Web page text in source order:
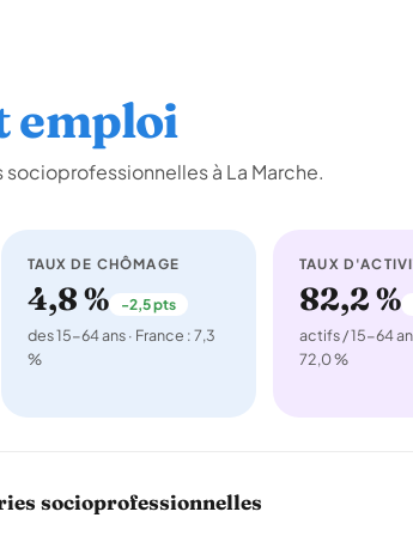
emploi
à La Marche.
TAUX DE CHÔMAGE
4,8 % -2,5 pts
des 15-64 ans · France : 7,3
%
TAUX
82,2 %
actifs / 15-64
72,0 %
socioprofessionnelles